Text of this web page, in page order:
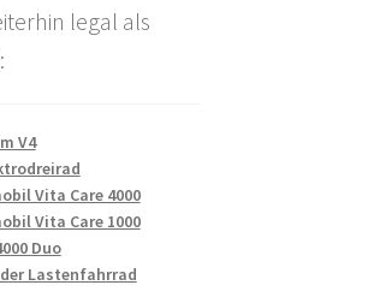
legal als
V4
Vita Care 4000
Vita Care 1000
Duo
Lastenfahrrad